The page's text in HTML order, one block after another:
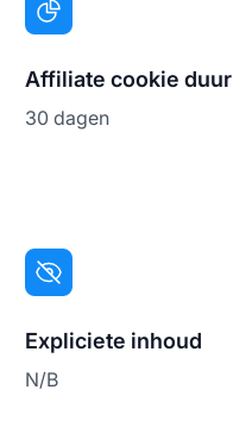
Affiliate cookie duur
30 dagen
Expliciete inhoud
N/B